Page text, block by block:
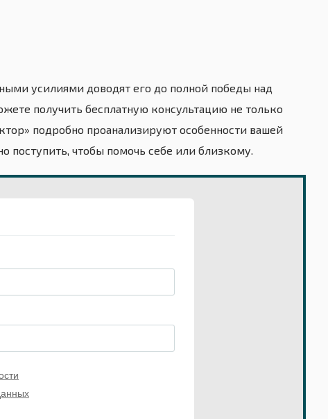
усилиями доводят его до полной победы над
получить бесплатную консультацию не только
подробно проанализируют особенности вашей
поступить, чтобы помочь себе или близкому.